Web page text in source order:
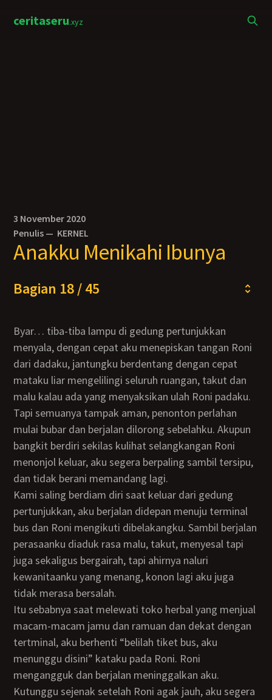
ceritaseru.xyz
3 November 2020
Penulis — KERNEL
Anakku Menikahi Ibunya
Bagian 18 / 45
Byar… tiba-tiba lampu di gedung pertunjukkan
menyala, dengan cepat aku menepiskan tangan Roni
dari dadaku, jantungku berdentang dengan cepat
mataku liar mengelilingi seluruh ruangan, takut dan
malu kalau ada yang menyaksikan ulah Roni padaku.
Tapi semuanya tampak aman, penonton perlahan
mulai bubar dan berjalan dilorong sebelahku. Akupun
bangkit berdiri sekilas kulihat selangkangan Roni
menonjol keluar, aku segera berpaling sambil tersipu,
dan tidak berani memandang lagi.
Kami saling berdiam diri saat keluar dari gedung
pertunjukkan, aku berjalan didepan menuju terminal
bus dan Roni mengikuti dibelakangku. Sambil berjalan
perasaanku diaduk rasa malu, takut, menyesal tapi
juga sekaligus bergairah, tapi ahirnya naluri
kewanitaanku yang menang, konon lagi aku juga
tidak merasa bersalah.
Itu sebabnya saat melewati toko herbal yang menjual
macam-macam jamu dan ramuan dan dekat dengan
tertminal, aku berhenti “belilah tiket bus, aku
menunggu disini” kataku pada Roni. Roni
mengangguk dan berjalan meninggalkan aku.
Kutunggu sejenak setelah Roni agak jauh, aku segera